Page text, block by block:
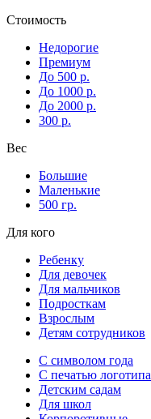
Стоимость
Недорогие
Премиум
До 500 р.
До 1000 р.
До 2000 р.
300 р.
Вес
Большие
Маленькие
500 гр.
Для кого
Ребенку
Для девочек
Для мальчиков
Подросткам
Взрослым
Детям сотрудников
С символом года
С печатью логотипа
Детским садам
Для школ